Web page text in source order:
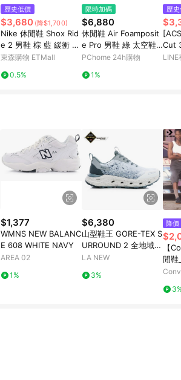
歷史低價
$3,680 (降$1,700)
Nike 休閒鞋 Shox Rid
e 2 男鞋 棕 藍 緩衝 支
撐 復古 彈簧鞋 HV634
東森購物 ETMall
0.5%
限時加碼
$6,880
休閒鞋 Air Foamposit
e Pro 男鞋 綠 太空鞋
復古 氣墊 果凍底 HF0
PChome 24h購物
1%
歷
Cut
綠
LINE
$1,377
WMNS NEW BALANC
E 608 WHITE NAVY
AREA 02
1%
$6,380
山型鞋王 GORE-TEX S
URROUND 2 全地域機
能郊山鞋(男23061454
LA NEW
3%
降價
【
閒鞋
官方